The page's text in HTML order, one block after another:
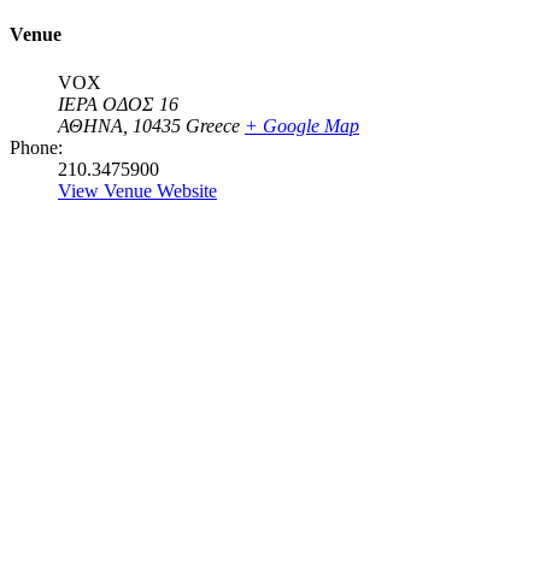
Venue
VOX
ΙΕΡΑ ΟΔΟΣ 16
ΑΘΗΝΑ
10435 Greece + Google Map
Phone:
210.3475900
View Venue Website